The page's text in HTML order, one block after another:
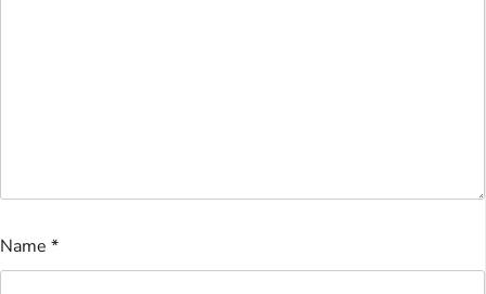
Name *